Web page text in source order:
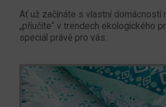
Ať už začínáte s vlastní domácností
„přiučíte“ v trendech ekologického
speciál právě pro vás.